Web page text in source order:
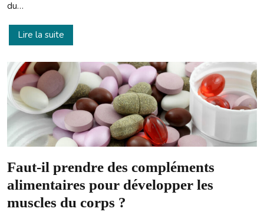
du…
Lire la suite
Faut-il prendre des compléments
alimentaires pour développer les
muscles du corps ?